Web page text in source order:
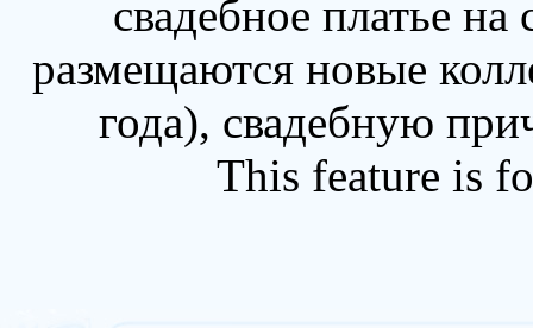
свадебное платье
размещаются новые
года), свадебную
This feature is